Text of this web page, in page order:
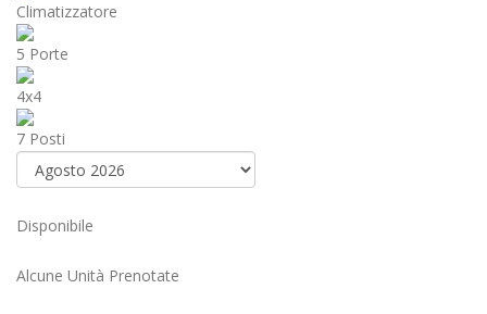
Climatizzatore
5 Porte
4x4
7 Posti
Disponibile
Alcune Unità Prenotate